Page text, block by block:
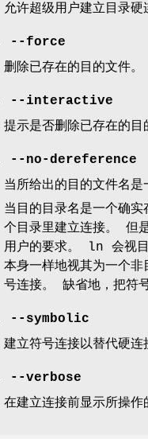
允许超级用户建立目录硬
--force
删除已存在的目的文件。
--interactive
提示是否删除已存在的目
--no-dereference
当所给出的目的文件名是
当目的目录名是一个确
个目录里建立连接。 但
用户的要求。 ln 会视目
本身一样地视其为一个
号连接。 缺省地，把符
--symbolic
建立符号连接以替代硬
--verbose
在建立连接前显示所操作